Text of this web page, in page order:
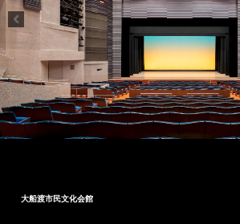
大船渡市民文化会館